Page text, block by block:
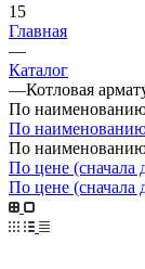
15
Главная
—
Каталог
—Котловая
По
По
По
По цене (сначала
По цене (сначала